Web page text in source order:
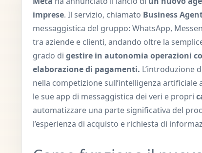
imprese. Il servizio, chiamato Business
messaggistica del gruppo: WhatsApp,
tra aziende e clienti, andando oltre la
grado di gestire in autonomia operazioni
elaborazione di pagamenti. L’introduzione
nella competizione sull’intelligenza
le sue app di messaggistica dei veri e propri
automatizzare una parte significativa del
l’esperienza di acquisto e richiesta di